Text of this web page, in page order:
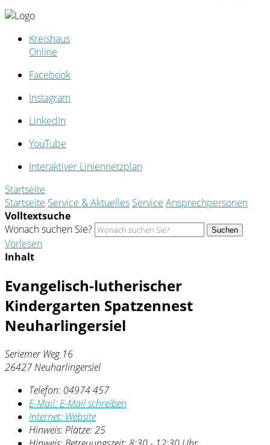
Kreishaus
Online
Facebook
Instagram
LinkedIn
YouTube
Interaktiver Liniennetzplan
Startseite
Startseite Service & Aktuelles Service Ansprechpersonen
Volltextsuche
Wonach suchen Sie?
Suchen
Vorlesen
Inhalt
Evangelisch-lutherischer
Kindergarten Spatzennest
Neuharlingersiel
Seriemer Weg 16
26427 Neuharlingersiel
Telefon: 04974 457
E-Mail:E-Mail schreiben
Internet: Website
Hinweis:Plätze: 25